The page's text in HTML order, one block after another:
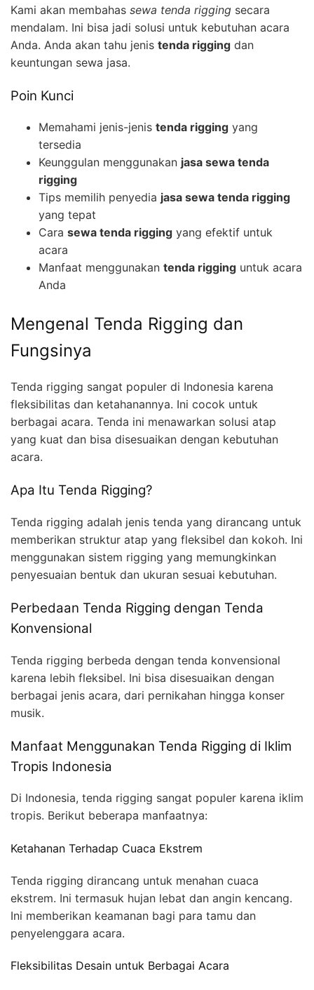
Kami akan membahas sewa tenda rigging secara
mendalam. Ini bisa jadi solusi untuk kebutuhan acara
Anda. Anda akan tahu jenis tenda rigging dan
keuntungan sewa jasa.
Poin Kunci
Memahami jenis-jenis tenda rigging yang
tersedia
Keunggulan menggunakan jasa sewa tenda
rigging
Tips memilih penyedia jasa sewa tenda rigging
yang tepat
Cara sewa tenda rigging yang efektif untuk
acara
Manfaat menggunakan tenda rigging untuk acara
Anda
Mengenal Tenda Rigging dan
Fungsinya
Tenda rigging sangat populer di Indonesia karena
fleksibilitas dan ketahanannya. Ini cocok untuk
berbagai acara. Tenda ini menawarkan solusi atap
yang kuat dan bisa disesuaikan dengan kebutuhan
acara.
Apa Itu Tenda Rigging?
Tenda rigging adalah jenis tenda yang dirancang untuk
memberikan struktur atap yang fleksibel dan kokoh. Ini
menggunakan sistem rigging yang memungkinkan
penyesuaian bentuk dan ukuran sesuai kebutuhan.
Perbedaan Tenda Rigging dengan Tenda
Konvensional
Tenda rigging berbeda dengan tenda konvensional
karena lebih fleksibel. Ini bisa disesuaikan dengan
berbagai jenis acara, dari pernikahan hingga konser
musik.
Manfaat Menggunakan Tenda Rigging di Iklim
Tropis Indonesia
Di Indonesia, tenda rigging sangat populer karena iklim
tropis. Berikut beberapa manfaatnya:
Ketahanan Terhadap Cuaca Ekstrem
Tenda rigging dirancang untuk menahan cuaca
ekstrem. Ini termasuk hujan lebat dan angin kencang.
Ini memberikan keamanan bagi para tamu dan
penyelenggara acara.
Fleksibilitas Desain untuk Berbagai Acara